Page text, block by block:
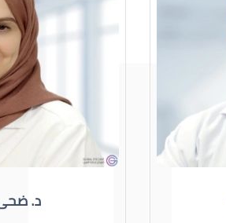
د.